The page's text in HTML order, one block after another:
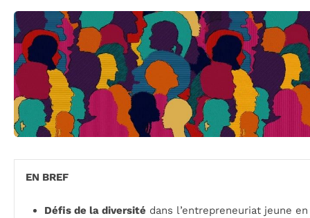
EN BREF
Défis de la diversité dans l’entrepreneuriat jeune en